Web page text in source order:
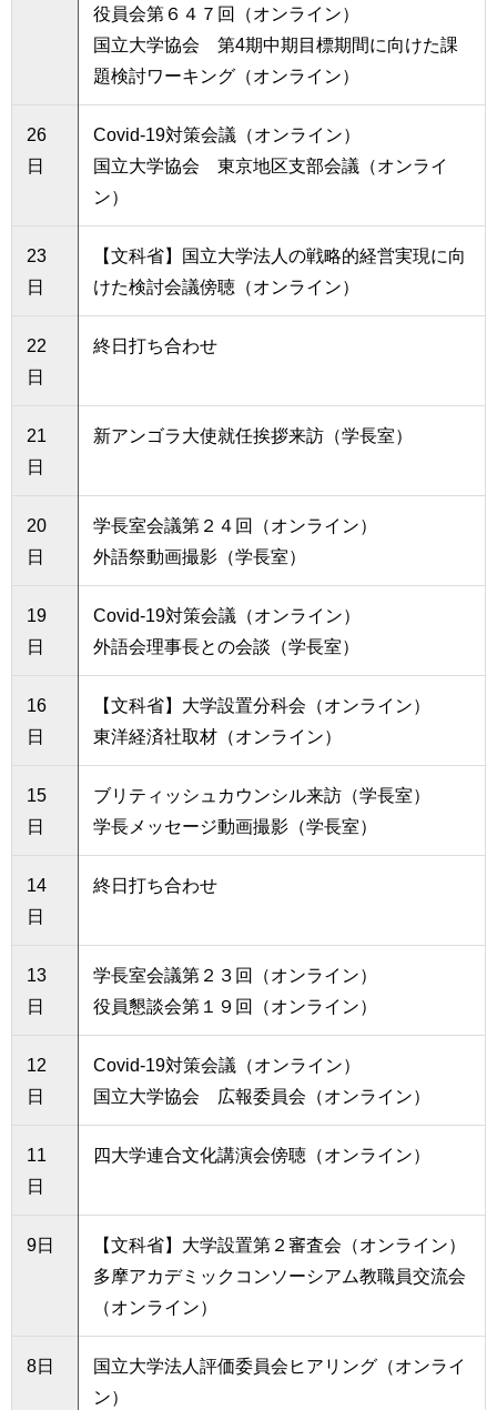
役員会第６４７回（オンライン）
国立大学協会 第4期中期目標期間に向けた課
題検討ワーキング（オンライン）
26
日
Covid-19対策会議（オンライン）
国立大学協会 東京地区支部会議（オンライ
ン）
23
日
【文科省】国立大学法人の戦略的経営実現に向
けた検討会議傍聴（オンライン）
22
日
終日打ち合わせ
21
日
新アンゴラ大使就任挨拶来訪（学長室）
20
日
学長室会議第２４回（オンライン）
外語祭動画撮影（学長室）
19
日
Covid-19対策会議（オンライン）
外語会理事長との会談（学長室）
16
日
【文科省】大学設置分科会（オンライン）
東洋経済社取材（オンライン）
15
日
ブリティッシュカウンシル来訪（学長室）
学長メッセージ動画撮影（学長室）
14
日
終日打ち合わせ
13
日
学長室会議第２３回（オンライン）
役員懇談会第１９回（オンライン）
12
日
Covid-19対策会議（オンライン）
国立大学協会 広報委員会（オンライン）
11
日
四大学連合文化講演会傍聴（オンライン）
9日
【文科省】大学設置第２審査会（オンライン）
多摩アカデミックコンソーシアム教職員交流会
（オンライン）
8日
国立大学法人評価委員会ヒアリング（オンライ
ン）